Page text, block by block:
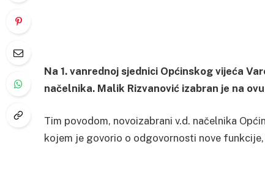
Na 1. vanrednoj sjednici Općinskog vijeća
načelnika. Malik Rizvanović izabran je na
Tim povodom, novoizabrani v.d. načelnika
kojem je govorio o odgovornosti nove